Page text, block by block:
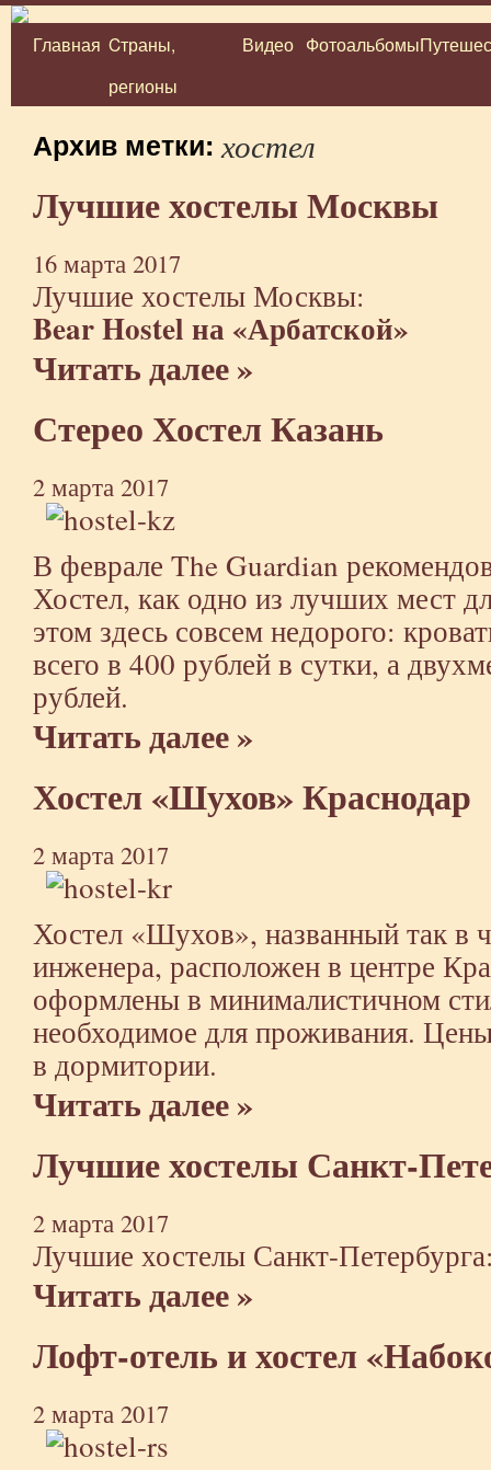
Перейти
Главная Cтраны,
регионы
Видео Фотоальбомы
Архив метки: хостел
Лучшие хостелы Москвы
16 марта 2017
Лучшие хостелы Москвы:
Bear Hostel на «Арбатской»
Читать далее »
Стерео Хостел Казань
2 марта 2017
В феврале The Guardian
Хостел, как одно из лучших мест
этом здесь совсем недорого:
всего в 400 рублей в сутки, а
рублей.
Читать далее »
Хостел «Шухов» Краснодар
2 марта 2017
Хостел «Шухов», названный так в
инженера, расположен в центре
оформлены в минималистичном
необходимое для проживания.
в дормитории.
Читать далее »
Лучшие хостелы Санкт-
2 марта 2017
Лучшие хостелы Санкт-
Читать далее »
Лофт-отель и хостел
2 марта 2017